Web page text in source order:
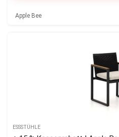
Apple Bee
ESSSTÜHLE